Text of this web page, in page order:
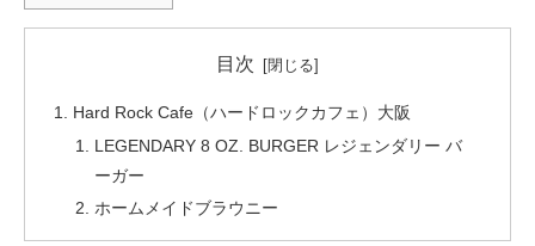
目次
Hard Rock Cafe（ハードロックカフェ）大阪
LEGENDARY 8 OZ. BURGER レジェンダリー バ
ーガー
ホームメイドブラウニー